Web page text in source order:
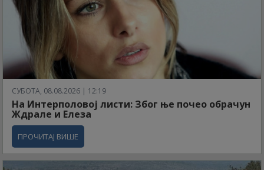
СУБОТА, 08.08.2026 | 12:19
На Интерполовој листи: Због ње почео обрачун
Ждрале и Елеза
ПРОЧИТАЈ ВИШЕ